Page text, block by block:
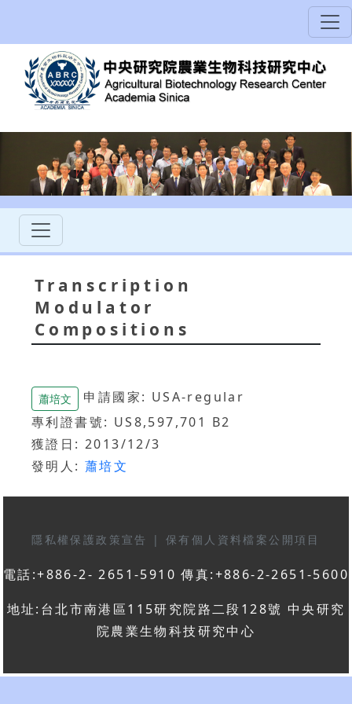
Transcription
Modulator
Compositions
蕭培文
申請國家: USA-regular
專利證書號: US8,597,701 B2
獲證日: 2013/12/3
發明人: 蕭培文
隱私權保護政策宣告 | 保有個人資料檔案公開項目
電話:+886-2- 2651-5910 傳真:+886-2-2651-5600
地址:台北市南港區115研究院路二段128號 中央研究
院農業生物科技研究中心